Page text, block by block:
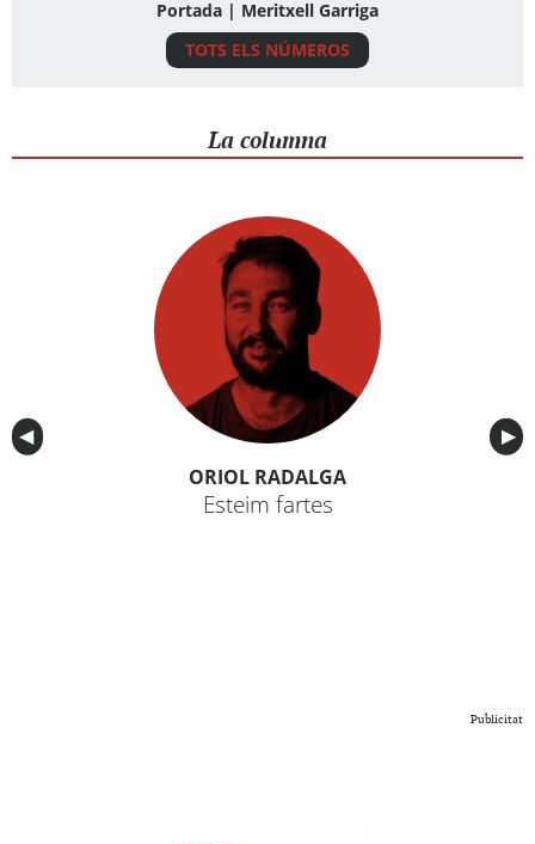
Portada | Meritxell Garriga
TOTS ELS NÚMEROS
La columna
Anterior
◀︎ ▶︎
ORIOL RADALGA
Esteim fartes
Publicitat